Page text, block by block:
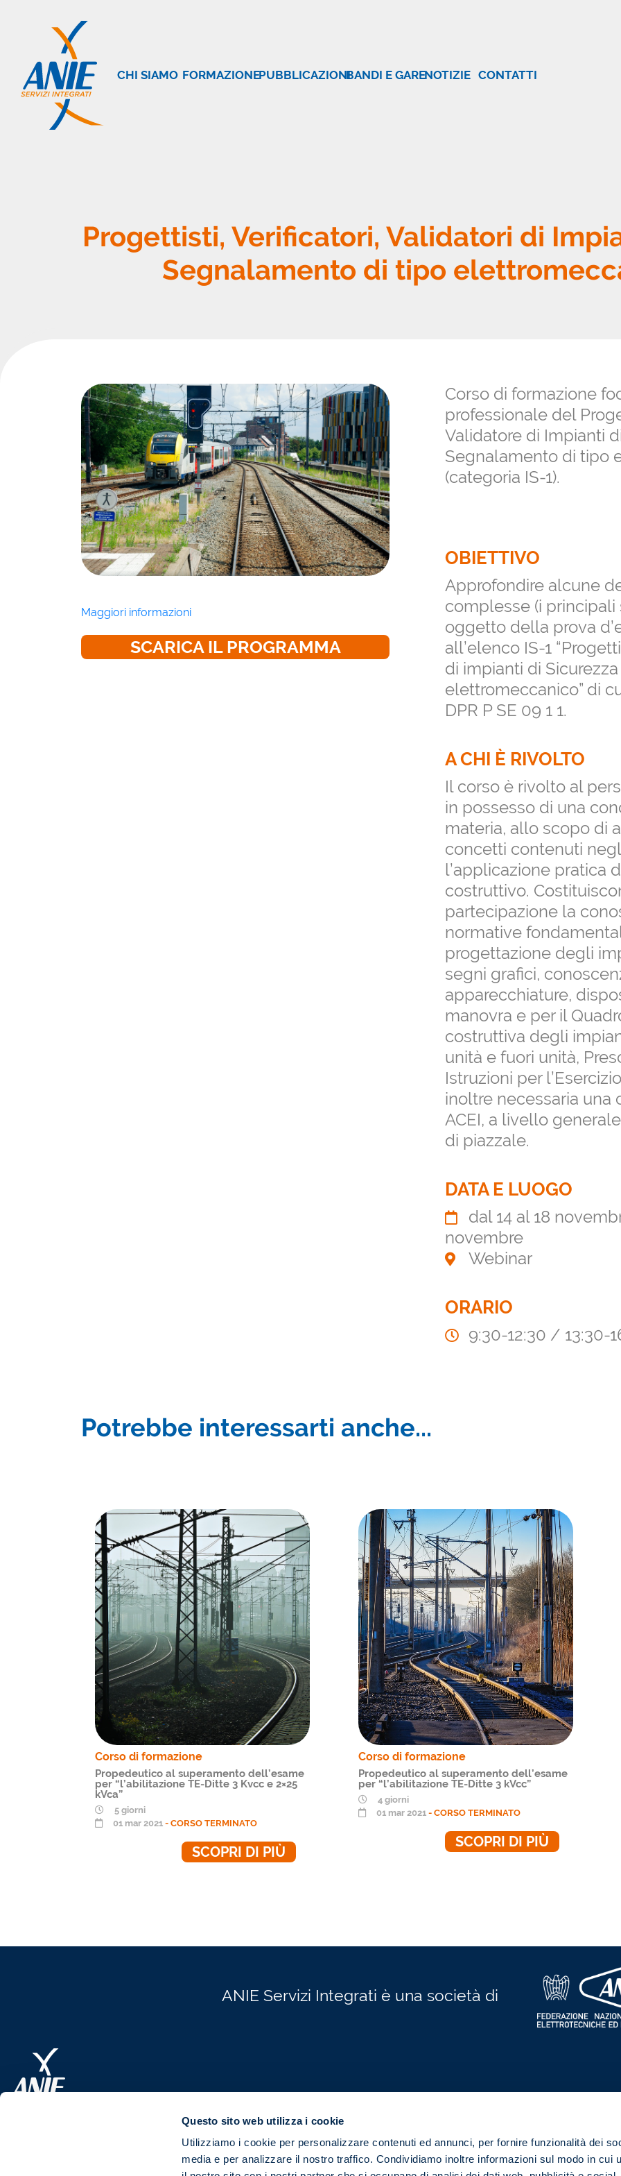
Questo sito web utilizza i cookie
Utilizziamo i cookie per personalizzare contenuti ed annunci, per fornire funzionalità dei
media e per analizzare il nostro traffico. Condividiamo inoltre informazioni sul modo in cui
CHI SIAMO FORMAZIONEPUBBLICAZIONIBANDI E GARENOTIZIE CONTATTI
Progettisti, Verificatori, Validatori di
Segnalamento di tipo
Maggiori informazioni
SCARICA IL PROGRAMMA
Corso di formazione
professionale del
Validatore di Impianti
Segnalamento di tipo
(categoria IS-1).
OBIETTIVO
Approfondire alcune
complesse (i
oggetto della prova
all’elenco IS-1
di impianti di
elettromeccanico” di
DPR P SE 09 1 1.
A CHI È RIVOLTO
Il corso è rivolto al
in possesso di una
materia, allo scopo di
concetti contenuti
l’applicazione pratica
costruttivo.
partecipazione la
normative
progettazione degli
segni grafici,
apparecchiature,
manovra e per il
costruttiva degli
unità e fuori unità,
Istruzioni per
inoltre necessaria una
ACEI, a livello
di piazzale.
DATA E LUOGO
dal 14 al 18
novembre
Webinar
ORARIO
9:30-12:30 / 13:30-
Potrebbe interessarti anche...
Corso di formazione
Propedeutico al superamento dell’esame
per “l’abilitazione TE-Ditte 3 Kvcc e 2×25
kVca”
5 giorni
01 mar 2021 - CORSO TERMINATO
SCOPRI DI PIÙ
Corso di formazione
Propedeutico al superamento dell’esame
per “l’abilitazione TE-Ditte 3 kVcc”
4 giorni
01 mar 2021 - CORSO TERMINATO
SCOPRI DI PIÙ
ANIE Servizi Integrati è una società di
CERTIFICATO N. 1420.2022
02